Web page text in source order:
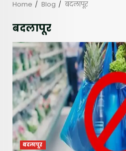
Home Blog बदलापूर
बदलापूर
बदलापूर